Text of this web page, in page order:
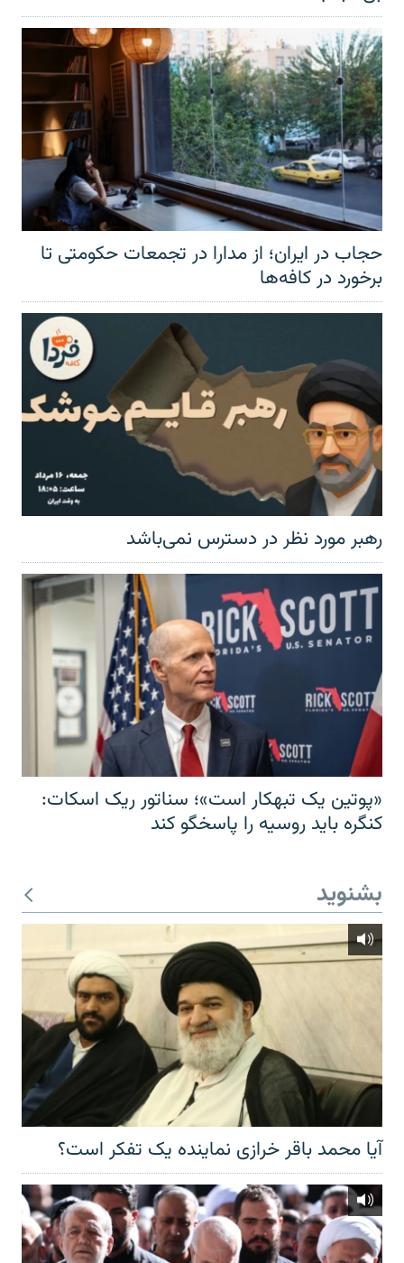
حجاب در ایران؛ از مدارا در تجمعات حکومتی تا
برخورد در کافه‌ها
رهبر مورد نظر در دسترس نمی‌باشد
«پوتین یک تبهکار است»؛ سناتور ریک اسکات:
کنگره باید روسیه را پاسخگو کند
بشنوید
آیا محمد باقر خرازی نماینده یک تفکر است؟